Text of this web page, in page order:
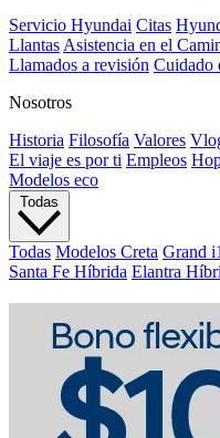
Servicio Hyundai Citas
Llantas Asistencia en el
Llamados a revisión Cuidado
Nosotros
Historia Filosofía Valores
El viaje es por ti Empleos
Modelos eco
Todas
Todas Modelos Creta Grand
Santa Fe Híbrida Elantra